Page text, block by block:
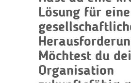
Lösung für eine
Möchtest du
Organisation